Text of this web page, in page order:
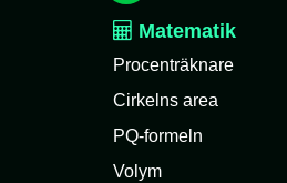
Matematik
Procenträknare
Cirkelns area
PQ-formeln
Volym